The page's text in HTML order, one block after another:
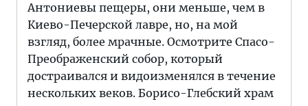
Антониевы пещеры, они меньше, чем в
Киево-Печерской лавре, но, на мой
взгляд, более мрачные. Осмотрите Спасо-
Преображенский собор, который
достраивался и видоизменялся в течение
нескольких веков. Борисо-Глебский храм